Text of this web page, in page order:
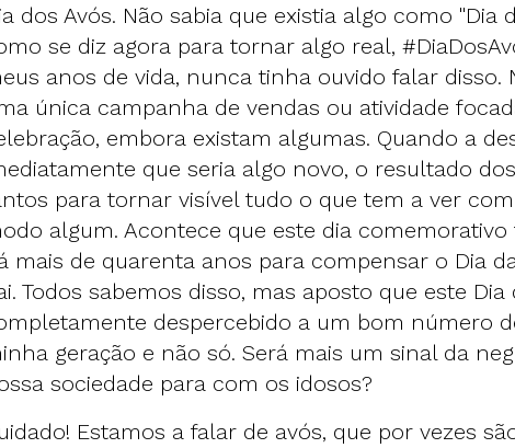
dos Avós. Não sabia que existia algo como "Dia
se diz agora para tornar algo real,
anos de vida, nunca tinha ouvido falar disso.
única campanha de vendas ou atividade
embora existam algumas. Quando a
que seria algo novo, o resultado
para tornar visível tudo o que tem a ver com
algum. Acontece que este dia comemorativo
mais de quarenta anos para compensar o Dia
Todos sabemos disso, mas aposto que este Dia
despercebido a um bom número
geração e não só. Será mais um sinal da
sociedade para com os idosos?
Estamos a falar de avós, que por vezes